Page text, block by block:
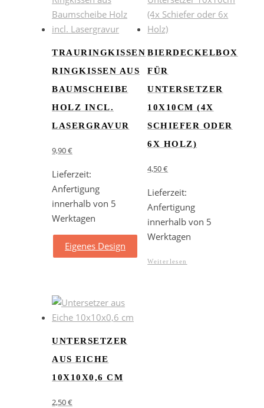
TRAURINGKISSEN
RINGKISSEN AUS
BAUMSCHEIBE
HOLZ INCL.
LASERGRAVUR
9,90€
Lieferzeit:
Anfertigung
innerhalb von 5
Werktagen
Eigenes Design
BIERDECKELBOX
FÜR
UNTERSETZER
10X10CM (4X
SCHIEFER ODER
6X HOLZ)
4,50€
Lieferzeit:
Anfertigung
innerhalb von 5
Werktagen
Weiterlesen
UNTERSETZER
AUS EICHE
10X10X0,6 CM
2,50€